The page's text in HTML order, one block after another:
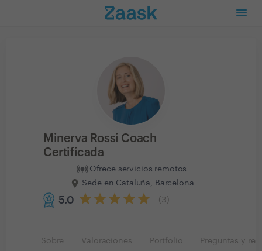
Minerva Rossi Coach
Certificada
Ofrece servicios remotos
Sede en Cataluña, Barcelona
5.0 3
Sobre Valoraciones Portfolio Preguntas y